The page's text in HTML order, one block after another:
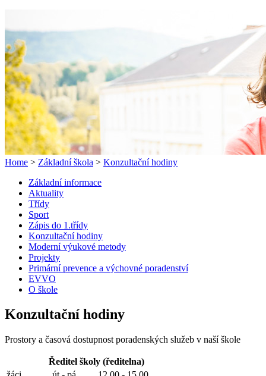
Home > Základní škola > Konzultační hodiny
Základní informace
Aktuality
Třídy
Sport
Zápis do 1.třídy
Konzultační hodiny
Moderní výukové metody
Projekty
Primární prevence a výchovné poradenství
EVVO
O škole
Konzultační hodiny
Prostory a časová dostupnost poradenských služeb v naší škole
Ředitel školy (ředitelna)